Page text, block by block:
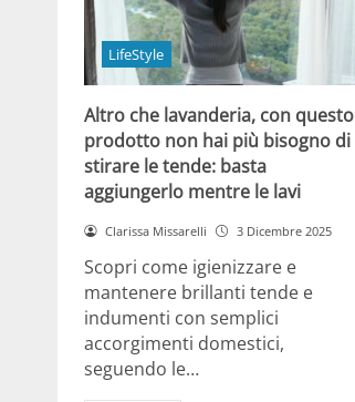
LifeStyle
Altro che lavanderia, con questo
prodotto non hai più bisogno di
stirare le tende: basta
aggiungerlo mentre le lavi
Clarissa Missarelli 3 Dicembre 2025
Scopri come igienizzare e
mantenere brillanti tende e
indumenti con semplici
accorgimenti domestici,
seguendo le…